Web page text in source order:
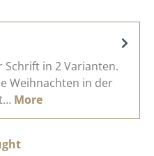
Schrift in 2 Varianten.
Weihnachten in der
More